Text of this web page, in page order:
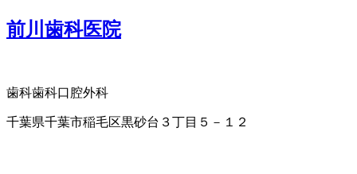
前川歯科医院
歯科歯科口腔外科
千葉県千葉市稲毛区黒砂台３丁目５－１２